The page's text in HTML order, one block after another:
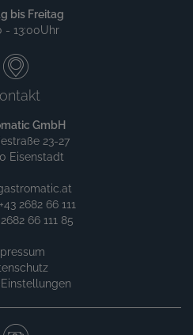
bis Freitag
- 13:00Uhr
GmbH
23-27
Eisenstadt
2682 66 111
66 111 85